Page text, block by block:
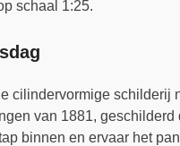
schaal 1:25.
cilindervormige schilderij
van 1881, geschilderd
binnen en ervaar het